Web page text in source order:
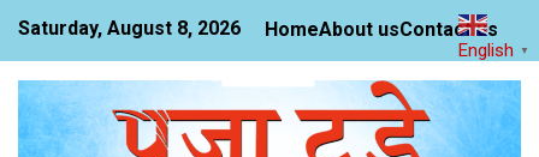
content
Saturday, August 8, 2026 HomeAbout usContact us
English ▼